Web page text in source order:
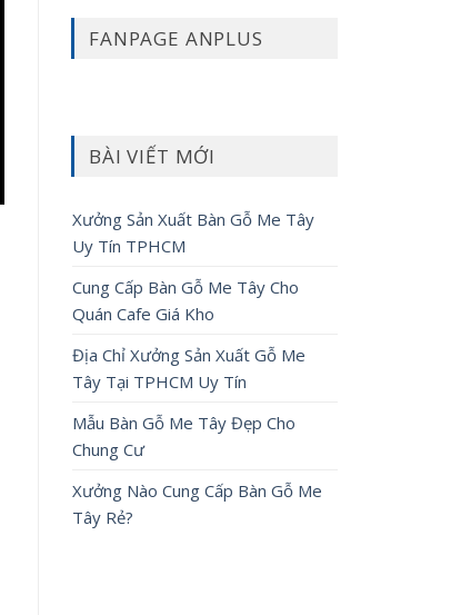
FANPAGE ANPLUS
BÀI VIẾT MỚI
Xưởng Sản Xuất Bàn Gỗ Me Tây
Uy Tín TPHCM
Cung Cấp Bàn Gỗ Me Tây Cho
Quán Cafe Giá Kho
Địa Chỉ Xưởng Sản Xuất Gỗ Me
Tây Tại TPHCM Uy Tín
Mẫu Bàn Gỗ Me Tây Đẹp Cho
Chung Cư
Xưởng Nào Cung Cấp Bàn Gỗ Me
Tây Rẻ?